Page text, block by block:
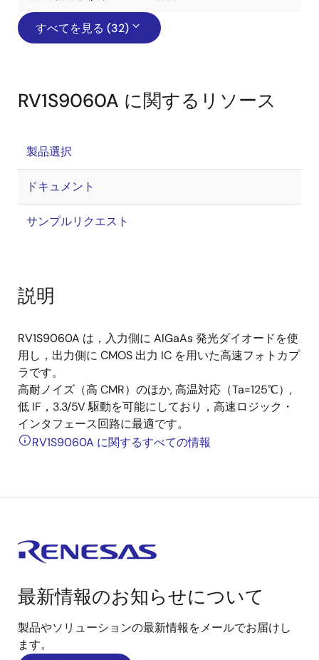
すべてを見る (32)
RV1S9060A に関するリソース
製品選択
ドキュメント
サンプルリクエスト
説明
RV1S9060A は，入力側に AlGaAs 発光ダイオードを使
用し，出力側に CMOS 出力 IC を用いた高速フォトカプ
ラです。
高耐ノイズ（高 CMR）のほか, 高温対応（Ta=125℃）,
低 IF，3.3/5V 駆動を可能にしており，高速ロジック・
インタフェース回路に最適です。
RV1S9060A に関するすべての情報
最新情報のお知らせについて
製品やソリューションの最新情報をメールでお届けし
ます。